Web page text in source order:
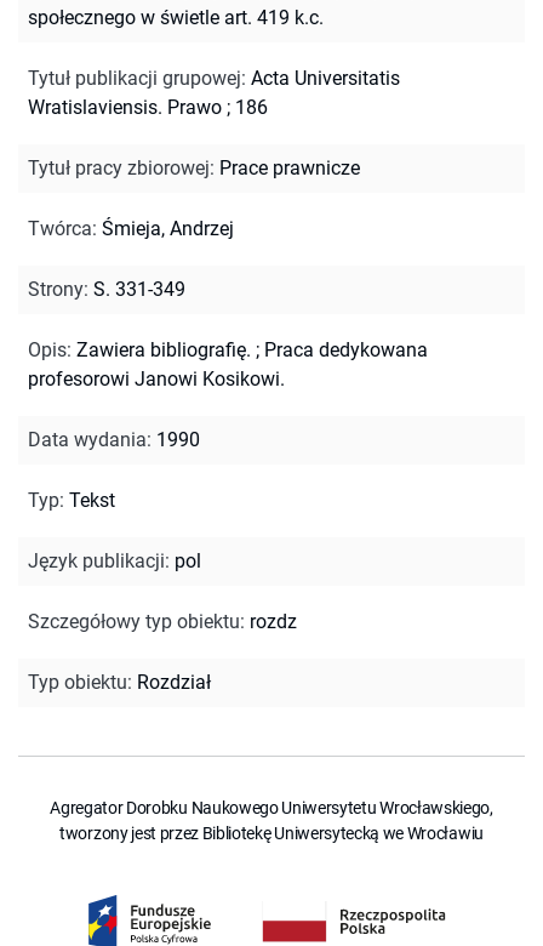
społecznego w świetle art. 419 k.c.
Tytuł publikacji grupowej: Acta Universitatis
Wratislaviensis. Prawo ; 186
Tytuł pracy zbiorowej: Prace prawnicze
Twórca: Śmieja, Andrzej
Strony: S. 331-349
Opis: Zawiera bibliografię. ; Praca dedykowana
profesorowi Janowi Kosikowi.
Data wydania: 1990
Typ: Tekst
Język publikacji: pol
Szczegółowy typ obiektu: rozdz
Typ obiektu: Rozdział
Agregator Dorobku Naukowego Uniwersytetu Wrocławskiego,
tworzony jest przez Bibliotekę Uniwersytecką we Wrocławiu